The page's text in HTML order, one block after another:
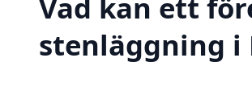
stenläggning i